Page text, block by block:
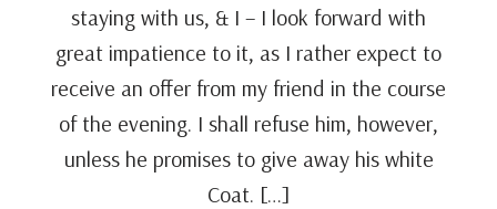
staying with us, & I – I look forward with
great impatience to it, as I rather expect to
receive an offer from my friend in the course
of the evening. I shall refuse him, however,
unless he promises to give away his white
Coat. […]